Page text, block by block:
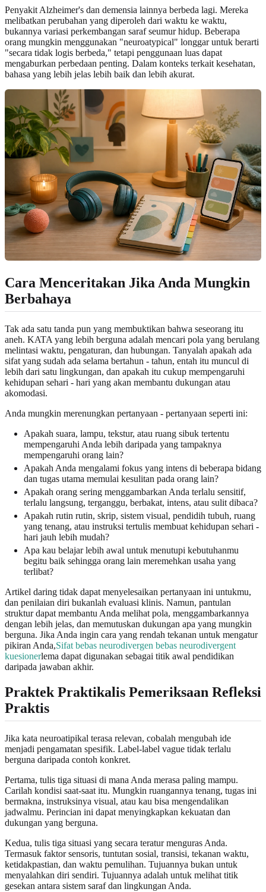
Penyakit Alzheimer's dan demensia lainnya berbeda lagi. Mereka
melibatkan perubahan yang diperoleh dari waktu ke waktu,
bukannya variasi perkembangan saraf seumur hidup. Beberapa
orang mungkin menggunakan "neuroatypical" longgar untuk berarti
"secara tidak logis berbeda," tetapi penggunaan luas dapat
mengaburkan perbedaan penting. Dalam konteks terkait kesehatan,
bahasa yang lebih jelas lebih baik dan lebih akurat.
Cara Menceritakan Jika Anda Mungkin
Berbahaya
Tak ada satu tanda pun yang membuktikan bahwa seseorang itu
aneh. KATA yang lebih berguna adalah mencari pola yang berulang
melintasi waktu, pengaturan, dan hubungan. Tanyalah apakah ada
sifat yang sudah ada selama bertahun - tahun, entah itu muncul di
lebih dari satu lingkungan, dan apakah itu cukup mempengaruhi
kehidupan sehari - hari yang akan membantu dukungan atau
akomodasi.
Anda mungkin merenungkan pertanyaan - pertanyaan seperti ini:
Apakah suara, lampu, tekstur, atau ruang sibuk tertentu
mempengaruhi Anda lebih daripada yang tampaknya
mempengaruhi orang lain?
Apakah Anda mengalami fokus yang intens di beberapa bidang
dan tugas utama memulai kesulitan pada orang lain?
Apakah orang sering menggambarkan Anda terlalu sensitif,
terlalu langsung, terganggu, berbakat, intens, atau sulit dibaca?
Apakah rutin rutin, skrip, sistem visual, pendidih tubuh, ruang
yang tenang, atau instruksi tertulis membuat kehidupan sehari -
hari jauh lebih mudah?
Apa kau belajar lebih awal untuk menutupi kebutuhanmu
begitu baik sehingga orang lain meremehkan usaha yang
terlibat?
Artikel daring tidak dapat menyelesaikan pertanyaan ini untukmu,
dan penilaian diri bukanlah evaluasi klinis. Namun, pantulan
struktur dapat membantu Anda melihat pola, menggambarkannya
dengan lebih jelas, dan memutuskan dukungan apa yang mungkin
berguna. Jika Anda ingin cara yang rendah tekanan untuk mengatur
pikiran Anda,Sifat bebas neurodivergen bebas neurodivergent
kuesionerlema dapat digunakan sebagai titik awal pendidikan
daripada jawaban akhir.
Praktek Praktikalis Pemeriksaan Refleksi
Praktis
Jika kata neuroatipikal terasa relevan, cobalah mengubah ide
menjadi pengamatan spesifik. Label-label vague tidak terlalu
berguna daripada contoh konkret.
Pertama, tulis tiga situasi di mana Anda merasa paling mampu.
Carilah kondisi saat-saat itu. Mungkin ruangannya tenang, tugas ini
bermakna, instruksinya visual, atau kau bisa mengendalikan
jadwalmu. Perincian ini dapat menyingkapkan kekuatan dan
dukungan yang berguna.
Kedua, tulis tiga situasi yang secara teratur menguras Anda.
Termasuk faktor sensoris, tuntutan sosial, transisi, tekanan waktu,
ketidakpastian, dan waktu pemulihan. Tujuannya bukan untuk
menyalahkan diri sendiri. Tujuannya adalah untuk melihat titik
gesekan antara sistem saraf dan lingkungan Anda.